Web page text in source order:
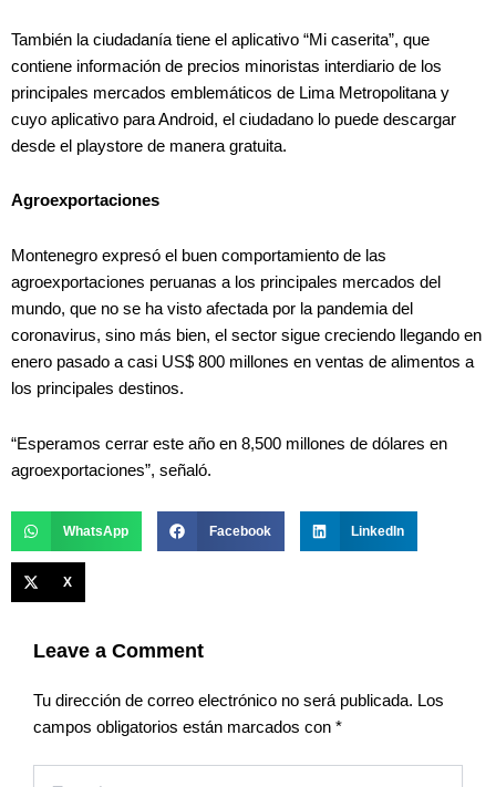
También la ciudadanía tiene el aplicativo “Mi caserita”, que
contiene información de precios minoristas interdiario de los
principales mercados emblemáticos de Lima Metropolitana y
cuyo aplicativo para Android, el ciudadano lo puede descargar
desde el playstore de manera gratuita.
Agroexportaciones
Montenegro expresó el buen comportamiento de las
agroexportaciones peruanas a los principales mercados del
mundo, que no se ha visto afectada por la pandemia del
coronavirus, sino más bien, el sector sigue creciendo llegando en
enero pasado a casi US$ 800 millones en ventas de alimentos a
los principales destinos.
“Esperamos cerrar este año en 8,500 millones de dólares en
agroexportaciones”, señaló.
WhatsApp Facebook LinkedIn
X
Leave a Comment
Tu dirección de correo electrónico no será publicada. Los
campos obligatorios están marcados con *